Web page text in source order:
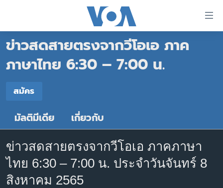
ต่อ
ไป
หลัก
หน้า
หลัก
ข้าม
ไป
หน้าหลัก
โลก
เอเชีย
ไทย
ธุรกิจ
วิทยาศาสตร์
สังคมและสุขภาพ
ข่าวสดสายตรงจากวีโอเอ ภาค
ภาษาไทย 6:30 – 7:00 น.
สมัคร
Spotify
สมัคร
มัลติมีเดีย เกี่ยวกับ
ข่าวสดสายตรงจากวีโอเอ ภาคภาษา
ไทย 6:30 – 7:00 น. ประจำวันจันทร์ 8
สิงหาคม 2565